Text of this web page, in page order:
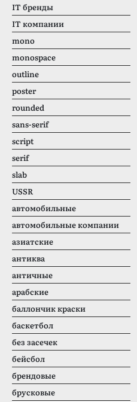
IT бренды
IT компании
mono
monospace
outline
poster
rounded
sans-serif
script
serif
slab
USSR
автомобильные
автомобильные компании
азиатские
антиква
античные
арабские
баллончик краски
баскетбол
без засечек
бейсбол
брендовые
брусковые